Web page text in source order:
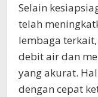
Selain
telah
lembaga
debit air dan
yang akurat.
dengan cepat